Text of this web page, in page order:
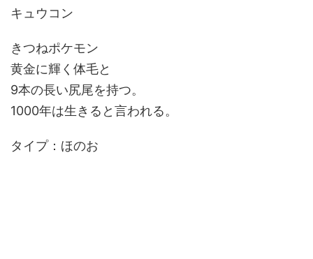
キュウコン
きつねポケモン
黄金に輝く体毛と
9本の長い尻尾を持つ。
1000年は生きると言われる。
タイプ：ほのお